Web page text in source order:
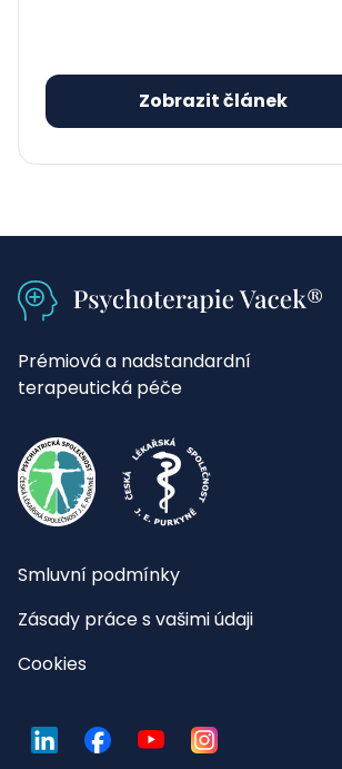
Zobrazit článek
Prémiová a nadstandardní
terapeutická péče
Smluvní podmínky
Zásady práce s vašimi údaji
Cookies
LinkedInFacebookYouTubeInstagram